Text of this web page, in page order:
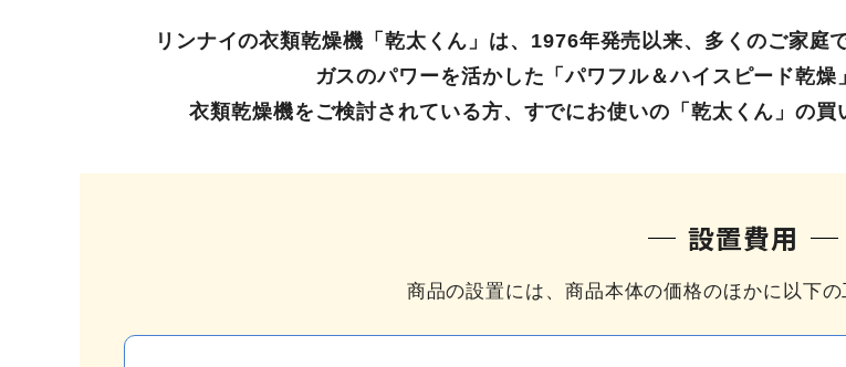
リンナイの衣類乾燥機「乾太くん」は、1976年発売以来、多くのご家庭
ガスのパワーを活かした「パワフル＆ハイスピード乾燥
衣類乾燥機をご検討されている方、すでにお使いの「乾太くん」の買
設置費用
商品の設置には、商品本体の価格のほかに以下の